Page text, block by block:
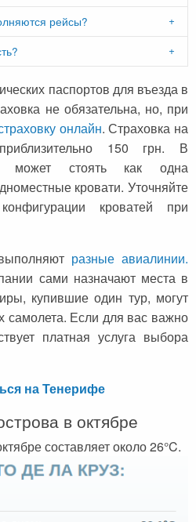
рейсы?
паспортов для въезда в
не обязательна, но, при
онлайн. Страховка на
150 грн. В
может стоять как одна
кровати. Уточняйте
кроватей при
разные авиалинии.
сами назначают места в
купившие один тур, могут
самолета. Если для вас важно
платная услуга выбора
на Тенерифе
в октябре
составляет около 26°C.